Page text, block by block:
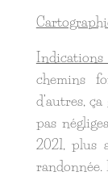
Indications
chemins
d’autres,
pas
2021, plus
randonnée.